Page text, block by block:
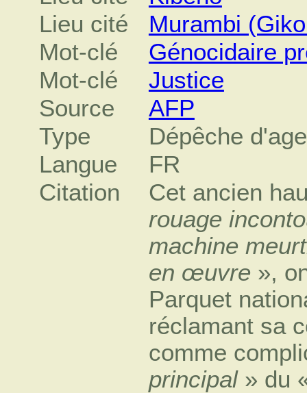
Lieu cité
Murambi
Mot-clé
Génocidaire
Mot-clé
Justice
Source
AFP
Type
Dépêche
Langue
FR
Citation
Cet ancien
rouage
machine
en œuvre »,
Parquet
réclamant sa
comme
principal» du